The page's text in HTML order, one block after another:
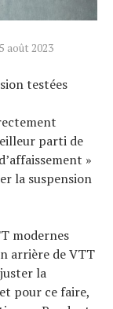
août 2023
testées
parti de
»
la suspension
modernes
arrière de VTT
la
pour ce faire,